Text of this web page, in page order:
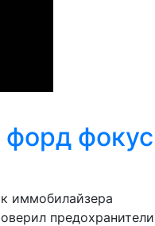
фокус
иммобилайзера
предохранители